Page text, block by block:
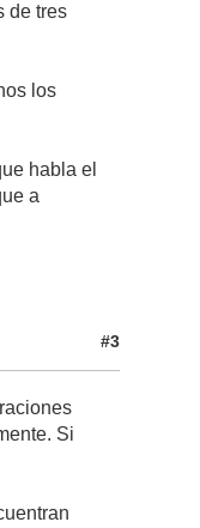
de tres
los
habla el
a
#3
Si